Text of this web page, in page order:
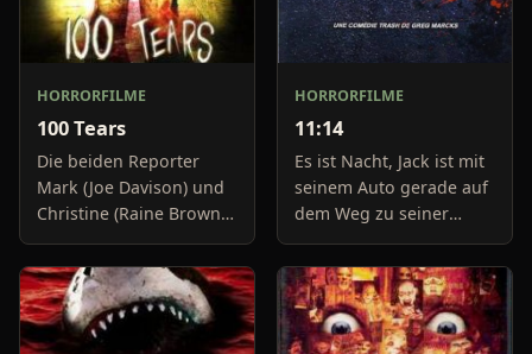
HORRORFILME
100 Tears
Die beiden Reporter
Mark (Joe Davison) und
Christine (Raine Brown)
haben keine Lust mehr
auf belanglose
Boulevard-Meldungen
und befassen sich
neuerdings mit Se
HORRORFILME
11:14
Es ist Nacht, Jack ist mit
seinem Auto gerade auf
dem Weg zu seiner
Freundin, um diese
abzuholen. Die Uhr im
Auto springt auf 11:14h,
genau in dem Moment
fäll